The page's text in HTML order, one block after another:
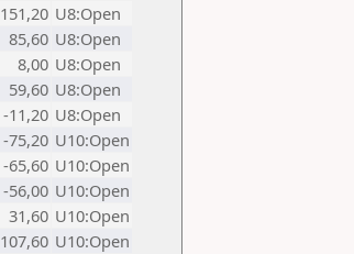
151,20 U8:Open
85,60 U8:Open
8,00 U8:Open
59,60 U8:Open
-11,20 U8:Open
-75,20 U10:Open
-65,60 U10:Open
-56,00 U10:Open
31,60 U10:Open
107,60 U10:Open